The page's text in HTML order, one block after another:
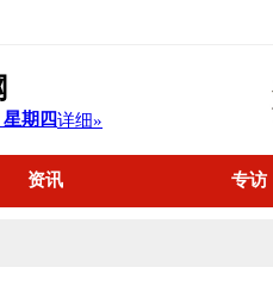
资讯 专访